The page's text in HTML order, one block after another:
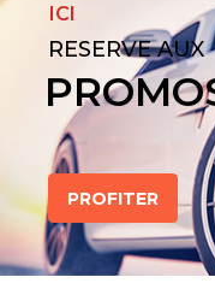
ICI
RESERVE AUX
PROFITER